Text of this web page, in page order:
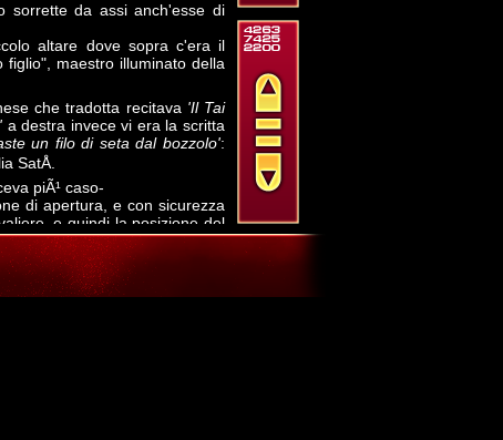
sorrette da assi anch'esse di
altare dove sopra c'era il
maestro illuminato della
che tradotta recitava 'Il Tai
a destra invece vi era la scritta
un filo di seta dal bozzolo':
SatÅ.
piÃ¹ caso-
di apertura, e con sicurezza
e quindi la posizione del
figura quando venne